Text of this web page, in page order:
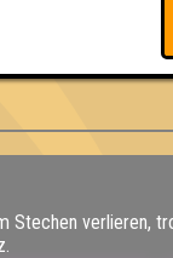
Stechen